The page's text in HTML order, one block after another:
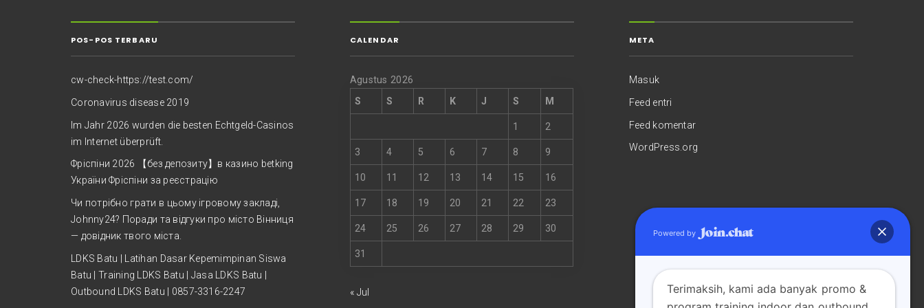
POS-POS TERBARU
cw-check-https://test.com/
Coronavirus disease 2019
Im Jahr 2026 wurden die besten Echtgeld-Casinos
im Internet überprüft.
Фріспіни 2026 【без депозиту】в казино betking
України ️Фріспіни за реєстрацію
Чи потрібно грати в цьому ігровому закладі,
Johnny24? Поради та відгуки про місто Вінниця
— довідник твого міста.
LDKS Batu | Latihan Dasar Kepemimpinan Siswa
Batu | Training LDKS Batu | Jasa LDKS Batu |
Outbound LDKS Batu | 0857-3316-2247
CALENDAR
Agustus 2026
S
S R K J S M
1 2
3 4 5 6 7 8 9
10 11 12 13 14 15 16
17 18 19 20 21 22 23
24 25 26 27 28 29 30
31
« Jul
META
Masuk
Feed entri
Feed komentar
WordPress.org
Powered by
Terimaksih, kami ada banyak promo &